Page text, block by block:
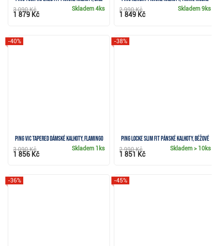
Skladem4ks
3 090 Kč
1 879 Kč
Skladem9ks
2 990 Kč
1 849 Kč
PING Vic Tapered dámské kalhoty, flamingo
-40%
Skladem 1ks
3 090 Kč
1 856 Kč
Ping Locke Slim Fit pánské kalhoty, béžové
-38%
Skladem> 10ks
2 990 Kč
1 851 Kč
-36% -45%